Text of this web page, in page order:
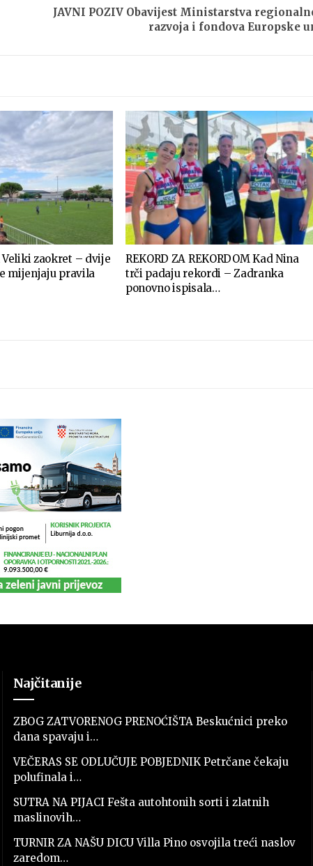
JAVNI POZIV Obavijest Ministarstva
razvoja i fondova Europske
Veliki zaokret – dvije
mijenjaju pravila
REKORD ZA REKORDOM Kad Nina
trči padaju rekordi – Zadranka
ponovno ispisala…
Najčitanije
ZBOG ZATVORENOG PRENOĆIŠTA Beskućnici preko
dana spavaju i…
VEČERAS SE ODLUČUJE POBJEDNIK Petrčane čekaju
polufinala i…
SUTRA NA PIJACI Fešta autohtonih sorti i zlatnih
maslinovih…
TURNIR ZA NAŠU DICU Villa Pino osvojila treći naslov
zaredom…